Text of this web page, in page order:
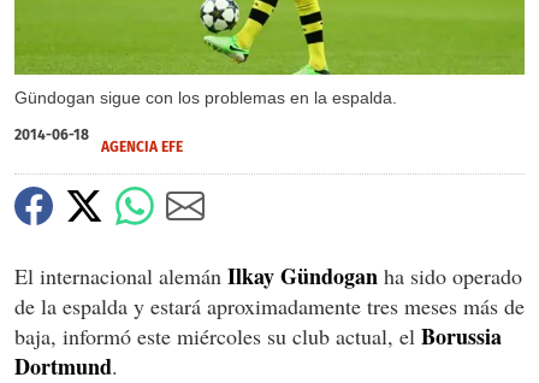
Gündogan sigue con los problemas en la espalda.
2014-06-18
AGENCIA EFE
El internacional alemán Ilkay Gündogan ha sido operado
de la espalda y estará aproximadamente tres meses más de
baja, informó este miércoles su club actual, el Borussia
Dortmund.